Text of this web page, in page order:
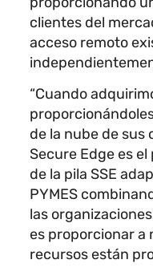
clientes del
acceso remoto
“Cuando
de la nube de sus
Secure Edge es
de la pila SSE
PYMES
las
es proporcionar a
recursos están